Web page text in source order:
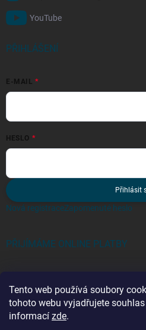
Tento web používá soubory
tohoto webu vyjadřujete
informací zde.
YouTube
PŘIHLÁŠENÍ
E-MAIL
HESLO
Přihlásit
Nová registraceZapomenuté heslo
PŘIJÍMÁME ONLINE PLATBY